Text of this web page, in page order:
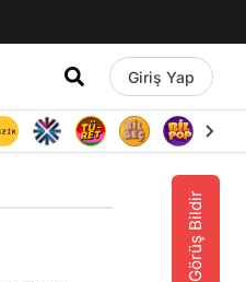
Giriş Yap
Görüş Bildir